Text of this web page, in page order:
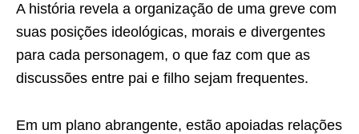
A história revela a organização de uma greve com
suas posições ideológicas, morais e divergentes
para cada personagem, o que faz com que as
discussões entre pai e filho sejam frequentes.
Em um plano abrangente, estão apoiadas relações